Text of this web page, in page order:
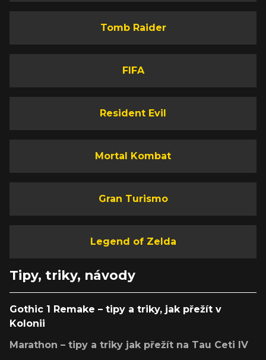
Tomb Raider
FIFA
Resident Evil
Mortal Kombat
Gran Turismo
Legend of Zelda
Tipy, triky, návody
Gothic 1 Remake – tipy a triky, jak přežít v
Kolonii
Marathon – tipy a triky jak přežít na Tau Ceti IV